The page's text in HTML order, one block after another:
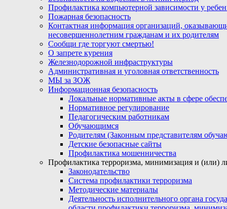
Профилактика компьютерной зависимости у
Пожарная безопасность
Контактная информация организаций,
несовершеннолетним гражданам и их родителям
Сообщи где торгуют смертью!
О запрете курения
Железнодорожной инфраструктуры
Административная и уголовная ответственность
МЫ за ЗОЖ
Информационная безопасность
Локальные нормативные акты в сфере
Нормативное регулирование
Педагогическим работникам
Обучающимся
Родителям (Законным представителям
Детские безопасные сайты
Профилактика мошенничества
Профилактика терроризма, минимизация и (или)
Законодательство
Система профилактики терроризма
Методические материалы
Деятельность исполнительного органа